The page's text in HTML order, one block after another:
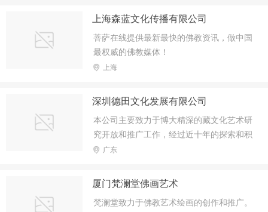
上海森蓝文化传播有限公司
菩萨在线提供最新最快的佛教资讯，做中国
最权威的佛教媒体！
上海
深圳德田文化发展有限公司
本公司主要致力于博大精深的藏文化艺术研
究开放和推广工作，经过近十年的探索和积
累，现已初步树立了立足于旅游工艺品行业
艺品行业的“德田”品牌。
广东
厦门梵澜堂佛画艺术
梵澜堂致力于佛教艺术绘画的创作和推广。